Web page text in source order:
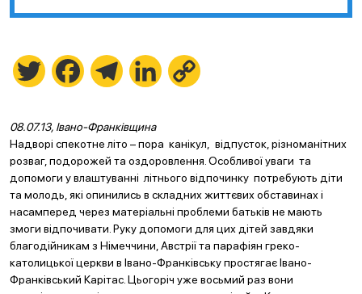
Twitter FacebookTelegramLinkedIn
08.07.13, Івано-Франківщина
Надворі спекотне літо – пора канікул, відпусток, різноманітних
розваг, подорожей та оздоровлення. Особливої уваги та
допомоги у влаштуванні літнього відпочинку потребують діти
та молодь, які опинились в складних життєвих обставинах і
насамперед через матеріальні проблеми батьків не мають
змоги відпочивати. Руку допомоги для цих дітей завдяки
благодійникам з Німеччини, Австрії та парафіян греко-
католицької церкви в Івано-Франківську простягає Івано-
Франківський Карітас. Цьогоріч уже восьмий раз вони